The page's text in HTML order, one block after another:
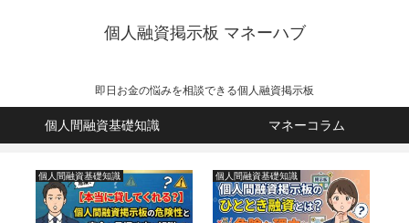
個人融資掲示板 マネーハブ
即日お金の悩みを相談できる個人融資掲示板
個人間融資基礎知識 マネーコラム
個人間融資基礎知識 個人間融資基礎知識